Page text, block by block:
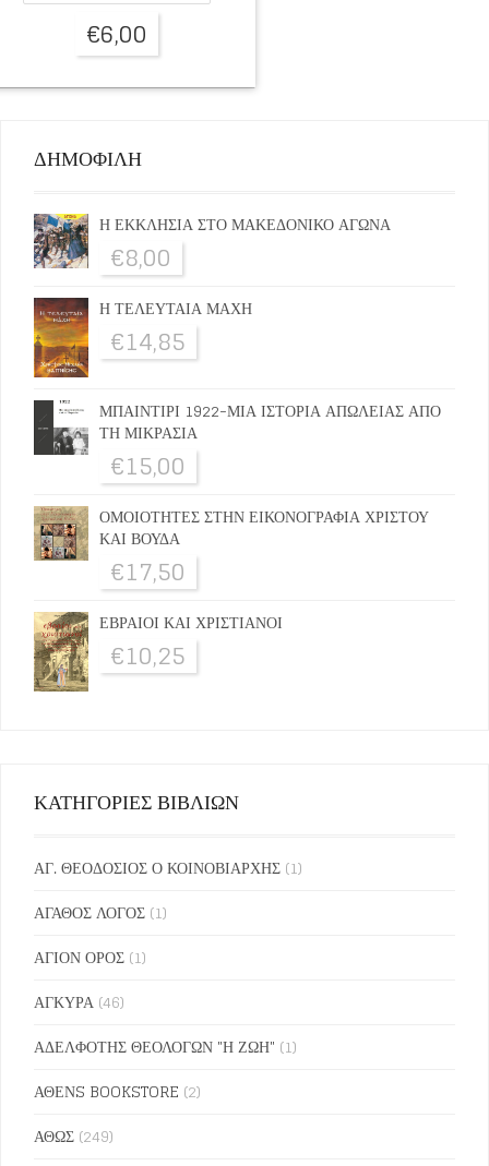
€6,00
ΔΗΜΟΦΙΛΗ
Η ΕΚΚΛΗΣΙΑ ΣΤΟ ΜΑΚΕΔΟΝΙΚΟ ΑΓΩΝΑ
€8,00
Η ΤΕΛΕΥΤΑΙΑ ΜΑΧΗ
€14,85
ΜΠΑΙΝΤΙΡΙ 1922-ΜΙΑ ΙΣΤΟΡΙΑ ΑΠΩΛΕΙΑΣ ΑΠΟ
ΤΗ ΜΙΚΡΑΣΙΑ
€15,00
ΟΜΟΙΟΤΗΤΕΣ ΣΤΗΝ ΕΙΚΟΝΟΓΡΑΦΙΑ ΧΡΙΣΤΟΥ
ΚΑΙ ΒΟΥΔΑ
€17,50
ΕΒΡΑΙΟΙ ΚΑΙ ΧΡΙΣΤΙΑΝΟΙ
€10,25
ΚΑΤΗΓΟΡΙΕΣ ΒΙΒΛΙΩΝ
ΑΓ. ΘΕΟΔΟΣΙΟΣ Ο ΚΟΙΝΟΒΙΑΡΧΗΣ (1)
ΑΓΑΘΟΣ ΛΟΓΟΣ (1)
ΑΓΙΟΝ ΟΡΟΣ (1)
ΑΓΚΥΡΑ (46)
ΑΔΕΛΦΟΤΗΣ ΘΕΟΛΟΓΩΝ "Η ΖΩΗ" (1)
ΑΘΕΝS BOOKSTORE (2)
ΑΘΩΣ (249)